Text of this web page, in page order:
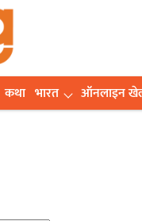
कथा भारत ऑनलाइन